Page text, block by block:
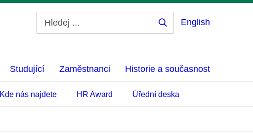
English
Studující Zaměstnanci Historie a současnost
Kde nás najdete HR Award Úřední deska